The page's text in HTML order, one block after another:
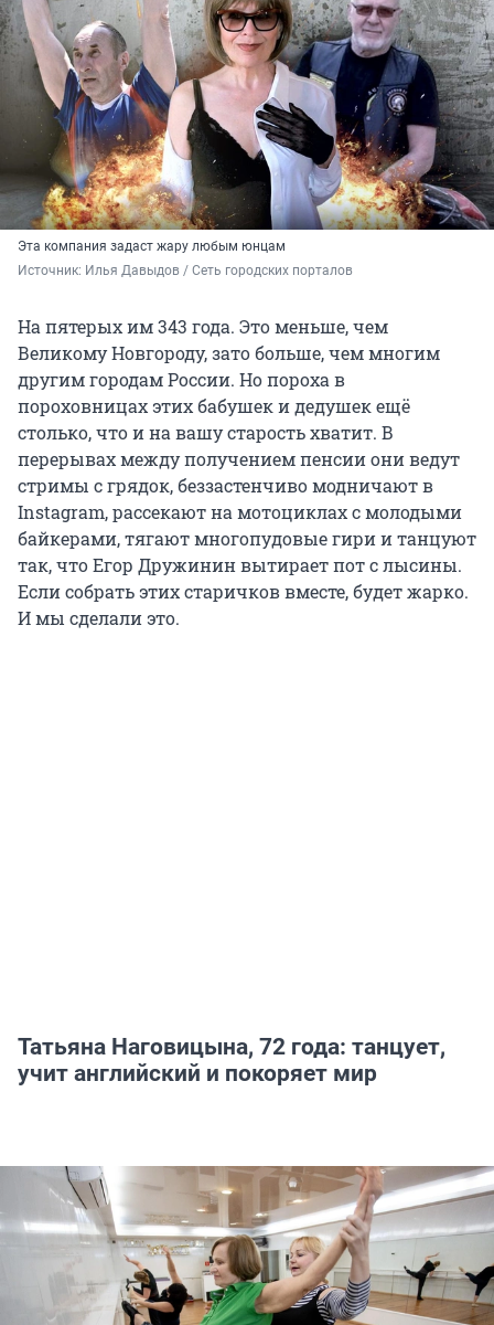
Эта компания задаст жару любым юнцам
Источник: Илья Давыдов / Сеть городских порталов
На пятерых им 343 года. Это меньше, чем
Великому Новгороду, зато больше, чем многим
другим городам России. Но пороха в
пороховницах этих бабушек и дедушек ещё
столько, что и на вашу старость хватит. В
перерывах между получением пенсии они ведут
стримы с грядок, беззастенчиво модничают в
Instagram, рассекают на мотоциклах с молодыми
байкерами, тягают многопудовые гири и танцуют
так, что Егор Дружинин вытирает пот с лысины.
Если собрать этих старичков вместе, будет жарко.
И мы сделали это.
Татьяна Наговицына, 72 года: танцует,
учит английский и покоряет мир